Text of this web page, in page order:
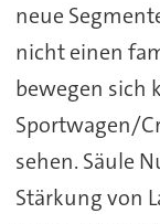
neue
nicht einen
bewegen sich
Sportwagen/
sehen. Säule
Stärkung von